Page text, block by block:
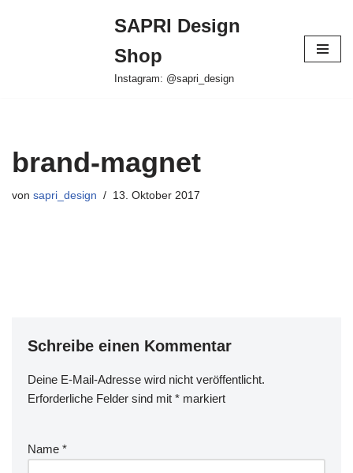
SAPRI Design
Shop
Instagram: @sapri_design
brand-magnet
von sapri_design 13. Oktober 2017
Schreibe einen Kommentar
Deine E-Mail-Adresse wird nicht veröffentlicht.
Erforderliche Felder sind mit * markiert
Name *